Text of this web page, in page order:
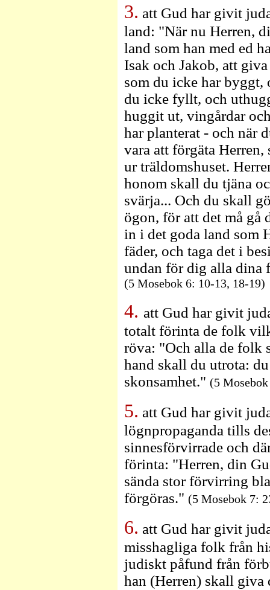
3. att Gud har givit
land: "När nu Herren,
land som han med ed
Isak och Jakob, att
som du icke har
du icke fyllt, och
huggit ut, vingårdar
har planterat - och när
vara att förgäta
ur träldomshuset.
honom skall du tjäna
svärja... Och du skall
ögon, för att det må gå
in i det goda land som
fäder, och taga det i
undan för dig alla dina
(5 Mosebok 6: 10-13, 18-19)
4. att Gud har givit
totalt förinta de folk
röva: "Och alla de folk
hand skall du utrota:
skonsamhet." (5
5. att Gud har givit
lögnpropaganda tills
sinnesförvirrade och
förinta: "Herren, din
sända stor förvirring
förgöras." (5 Mosebok 7:
6. att Gud har givit
misshagliga folk från
judiskt påfund från
han (Herren) skall giva